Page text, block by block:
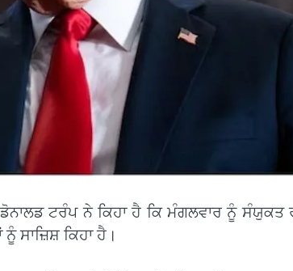
ਟਰੰਪ ਨੇ ਕਿਹਾ ਹੈ ਕਿ ਮੰਗਲਵਾਰ ਨੂੰ ਸੰਯੁਕਤ
ਸਾਜ਼ਿਸ਼ ਕਿਹਾ ਹੈ।